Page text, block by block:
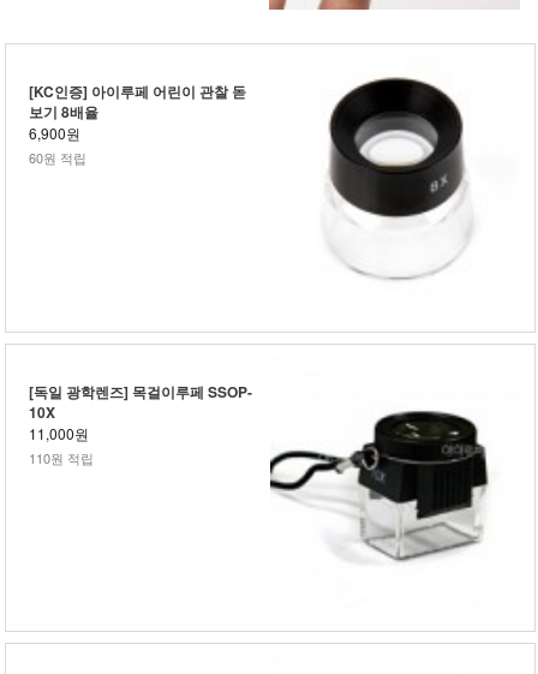
[KC인증] 아이루페 어린이 관찰 돋
보기 8배율
6,900원
60원 적립
[독일 광학렌즈] 목걸이루페 SSOP-
10X
11,000원
110원 적립